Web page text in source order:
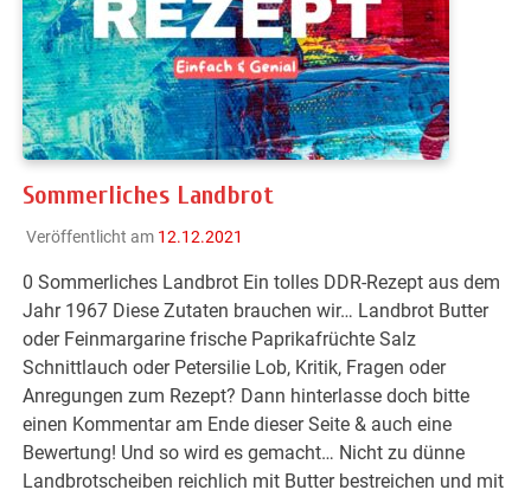
Sommerliches Landbrot
Veröffentlicht am 12.12.2021
0 Sommerliches Landbrot Ein tolles DDR-Rezept aus dem
Jahr 1967 Diese Zutaten brauchen wir… Landbrot Butter
oder Feinmargarine frische Paprikafrüchte Salz
Schnittlauch oder Petersilie Lob, Kritik, Fragen oder
Anregungen zum Rezept? Dann hinterlasse doch bitte
einen Kommentar am Ende dieser Seite & auch eine
Bewertung! Und so wird es gemacht… Nicht zu dünne
Landbrotscheiben reichlich mit Butter bestreichen und mit